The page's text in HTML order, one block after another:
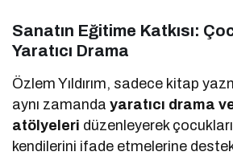
Sanatın Eğitime Katkısı:
Yaratıcı Drama
Özlem Yıldırım, sadece kitap
aynı zamandayaratıcı drama
atölyeleri düzenleyerek
kendilerini ifade etmelerine